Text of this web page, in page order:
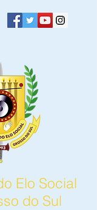
Elo Social
do Sul